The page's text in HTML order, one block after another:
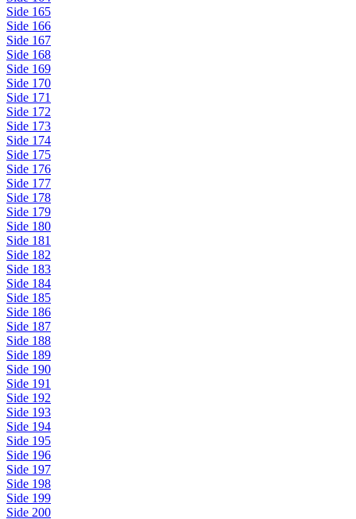
Side 165
Side 166
Side 167
Side 168
Side 169
Side 170
Side 171
Side 172
Side 173
Side 174
Side 175
Side 176
Side 177
Side 178
Side 179
Side 180
Side 181
Side 182
Side 183
Side 184
Side 185
Side 186
Side 187
Side 188
Side 189
Side 190
Side 191
Side 192
Side 193
Side 194
Side 195
Side 196
Side 197
Side 198
Side 199
Side 200